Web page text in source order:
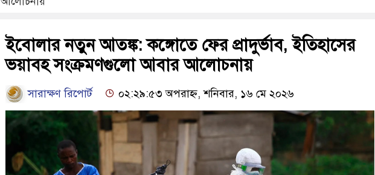
ইবোলার নতুন আতঙ্ক: কঙ্গোতে ফের প্রাদুর্ভাব, ইতিহাসের
ভয়াবহ সংক্রমণগুলো আবার আলোচনায়
সারাক্ষণ রিপোর্ট ০২:২৯:৫৩ অপরাহ্ন, শনিবার, ১৬ মে ২০২৬